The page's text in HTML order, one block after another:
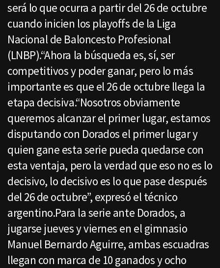
será lo que ocurra a partir del 26 de octubre
cuando inicien los playoffs de la Liga
Nacional de Baloncesto Profesional
(LNBP).“Ahora la búsqueda es, sí, ser
competitivos y poder ganar, pero lo más
importante es que el 26 de octubre llega la
etapa decisiva.“Nosotros obviamente
queremos alcanzar el primer lugar, estamos
disputando con Dorados el primer lugar y
quien gane esta serie pueda quedarse con
esta ventaja, pero la verdad que eso no es lo
decisivo, lo decisivo es lo que pase después
del 26 de octubre”, expresó el técnico
argentino.Para la serie ante Dorados, a
jugarse jueves y viernes en el gimnasio
Manuel Bernardo Aguirre, ambas escuadras
llegan con marca de 10 ganados y ocho